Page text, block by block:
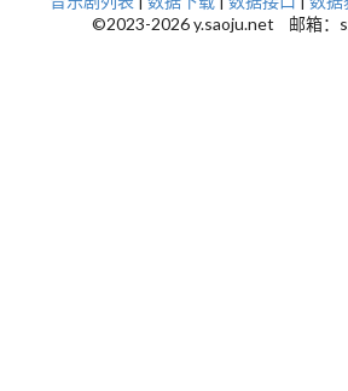
©2023-2026 y.saoju.net 邮箱：